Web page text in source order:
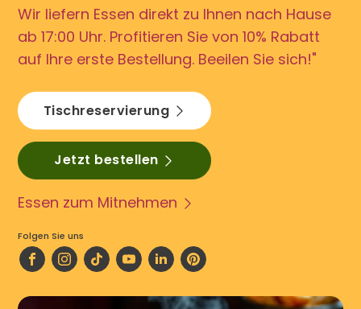
Wir liefern Essen direkt zu Ihnen nach Hause
ab 17:00 Uhr. Profitieren Sie von 10% Rabatt
auf Ihre erste Bestellung. Beeilen Sie sich!"
Tischreservierung
Jetzt bestellen
Essen zum Mitnehmen
Folgen Sie uns